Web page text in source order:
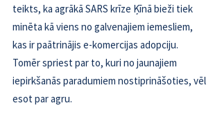
teikts, ka agrākā SARS krīze Ķīnā bieži tiek
minēta kā viens no galvenajiem iemesliem,
kas ir paātrinājis e-komercijas adopciju.
Tomēr spriest par to, kuri no jaunajiem
iepirkšanās paradumiem nostiprināšoties, vēl
esot par agru.